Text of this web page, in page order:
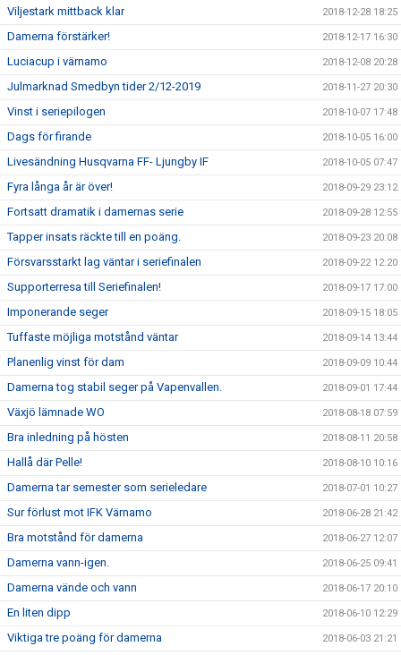
Viljestark mittback klar 2018-12-28 18:25
Damerna förstärker! 2018-12-17 16:30
Luciacup i värnamo 2018-12-08 20:28
Julmarknad Smedbyn tider 2/12-2019 2018-11-27 20:30
Vinst i seriepilogen 2018-10-07 17:48
Dags för firande 2018-10-05 16:00
Livesändning Husqvarna FF- Ljungby IF 2018-10-05 07:47
Fyra långa år är över! 2018-09-29 23:12
Fortsatt dramatik i damernas serie 2018-09-28 12:55
Tapper insats räckte till en poäng. 2018-09-23 20:08
Försvarsstarkt lag väntar i seriefinalen 2018-09-22 12:20
Supporterresa till Seriefinalen! 2018-09-17 17:00
Imponerande seger 2018-09-15 18:05
Tuffaste möjliga motstånd väntar 2018-09-14 13:44
Planenlig vinst för dam 2018-09-09 10:44
Damerna tog stabil seger på Vapenvallen. 2018-09-01 17:44
Växjö lämnade WO 2018-08-18 07:59
Bra inledning på hösten 2018-08-11 20:58
Hallå där Pelle! 2018-08-10 10:16
Damerna tar semester som serieledare 2018-07-01 10:27
Sur förlust mot IFK Värnamo 2018-06-28 21:42
Bra motstånd för damerna 2018-06-27 12:07
Damerna vann-igen. 2018-06-25 09:41
Damerna vände och vann 2018-06-17 20:10
En liten dipp 2018-06-10 12:29
Viktiga tre poäng för damerna 2018-06-03 21:21